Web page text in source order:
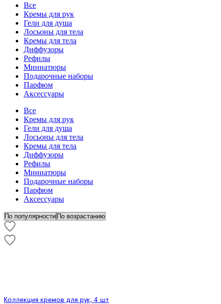
Все
Кремы для рук
Гели для душа
Лосьоны для тела
Кремы для тела
Диффузоры
Рефилы
Миниатюры
Подарочные наборы
Парфюм
Аксессуары
Все
Кремы для рук
Гели для душа
Лосьоны для тела
Кремы для тела
Диффузоры
Рефилы
Миниатюры
Подарочные наборы
Парфюм
Аксессуары
Коллекция кремов для рук, 4 шт